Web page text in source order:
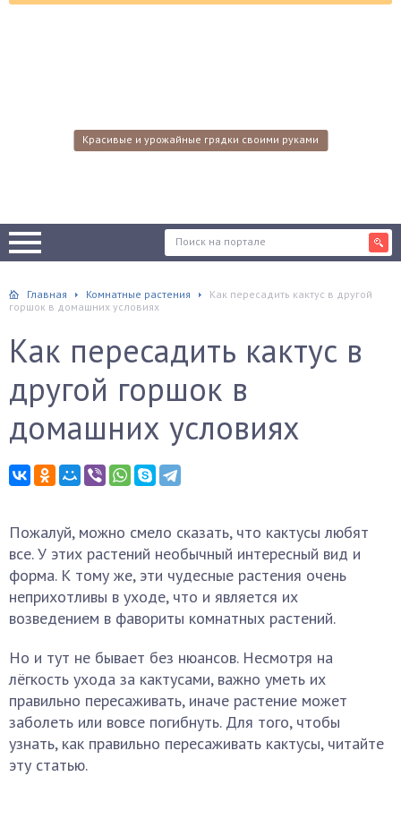
Красивые и урожайные грядки своими руками
Главная Комнатные растения
Как пересадить кактус в другой
горшок в домашних условиях
Как пересадить кактус в
другой горшок в
домашних условиях
Пожалуй, можно смело сказать, что кактусы любят
все. У этих растений необычный интересный вид и
форма. К тому же, эти чудесные растения очень
неприхотливы в уходе, что и является их
возведением в фавориты комнатных растений.
Но и тут не бывает без нюансов. Несмотря на
лёгкость ухода за кактусами, важно уметь их
правильно пересаживать, иначе растение может
заболеть или вовсе погибнуть. Для того, чтобы
узнать, как правильно пересаживать кактусы, читайте
эту статью.